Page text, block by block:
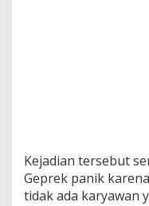
Kejadian tersebut
Geprek panik
tidak ada karyawan